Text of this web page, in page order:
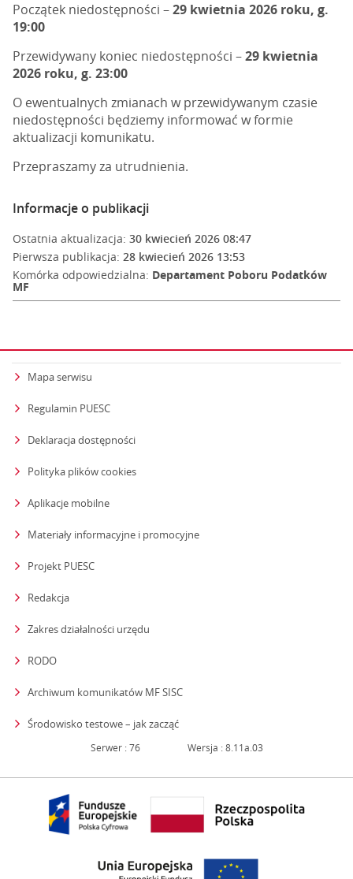
Początek niedostępności –29 kwietnia 2026 roku, g.
19:00
Przewidywany koniec niedostępności –29 kwietnia
2026 roku, g. 23:00
O ewentualnych zmianach w przewidywanym czasie
niedostępności będziemy informować w formie
aktualizacji komunikatu.
Przepraszamy za utrudnienia.
Informacje o publikacji
Ostatnia aktualizacja: 30 kwiecień 2026 08:47
Pierwsza publikacja: 28 kwiecień 2026 13:53
Komórka odpowiedzialna: Departament Poboru Podatków
MF
Mapa serwisu
Regulamin PUESC
Deklaracja dostępności
Polityka plików cookies
Aplikacje mobilne
Materiały informacyjne i promocyjne
Projekt PUESC
Redakcja
Zakres działalności urzędu
RODO
Archiwum komunikatów MF SISC
Środowisko testowe – jak zacząćstrona otwiera się w nowym oknie
Serwer : 76 Wersja : 8.11a.03